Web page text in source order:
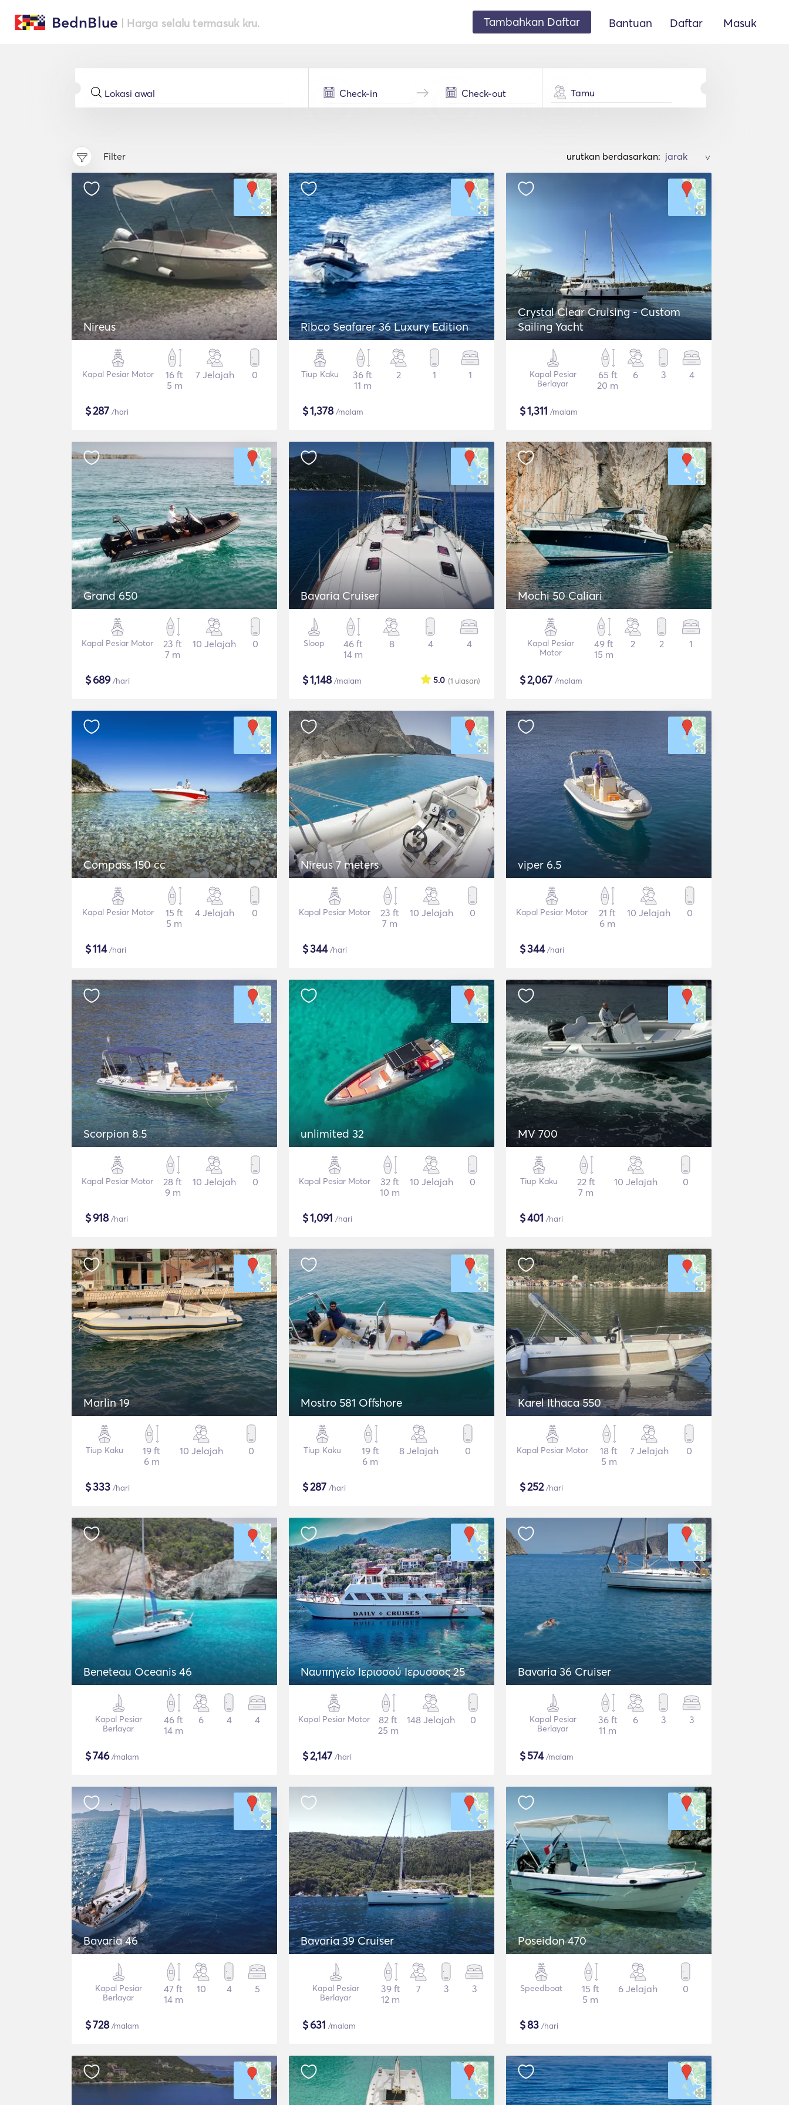
BednBlue | Harga selalu termasuk kru. Tambahkan Daftar Bantuan Daftar Masuk
Tamu
Filter urutkan berdasarkan: >
Nireus
Kapal Pesiar Motor
16 ft
5 m
7 Jelajah 0
$287 /hari
Ribco Seafarer 36 Luxury Edition
Tiup Kaku
36 ft
11 m
2 1 1
$1,378/malam
Crystal Clear Cruising - Custom
Sailing Yacht
Kapal Pesiar
Berlayar
65 ft
20 m
6 3 4
$1,311 /malam
Grand 650
Kapal Pesiar Motor
23 ft
7 m
10 Jelajah 0
$689/hari
Bavaria Cruiser
Sloop
46 ft
14 m
8 4 4
$1,148/malam (1 ulasan)
5.0
Mochi 50 Caliari
Kapal Pesiar
Motor
49 ft
15 m
2 2 1
$2,067 /malam
Compass 150 cc
Kapal Pesiar Motor
15 ft
5 m
4 Jelajah 0
$114/hari
Nireus 7 meters
Kapal Pesiar Motor
23 ft
7 m
10 Jelajah 0
$344/hari
viper 6.5
Kapal Pesiar Motor
21 ft
6 m
10 Jelajah 0
$344/hari
Scorpion 8.5
Kapal Pesiar Motor
28 ft
9 m
10 Jelajah 0
$918/hari
unlimited 32
Kapal Pesiar Motor
32 ft
10 m
10 Jelajah 0
$1,091 /hari
MV 700
Tiup Kaku
22 ft
7 m
10 Jelajah 0
$401 /hari
Marlin 19
Tiup Kaku
19 ft
6 m
10 Jelajah 0
$333 /hari
Mostro 581 Offshore
Tiup Kaku
19 ft
6 m
8 Jelajah 0
$287 /hari
Karel Ithaca 550
Kapal Pesiar Motor
18 ft
5 m
7 Jelajah 0
$252/hari
Beneteau Oceanis 46
Kapal Pesiar
Berlayar
46 ft
14 m
6 4 4
$746/malam
Ναυπηγείο Ιερισσού Ιερυσσος 25
Kapal Pesiar Motor
82 ft
25 m
148 Jelajah 0
$2,147 /hari
Bavaria 36 Cruiser
Kapal Pesiar
Berlayar
36 ft
11 m
6 3 3
$574/malam
Bavaria 46
Kapal Pesiar
Berlayar
47 ft
14 m
10 4 5
$728/malam
Bavaria 39 Cruiser
Kapal Pesiar
Berlayar
39 ft
12 m
7 3 3
$631 /malam
Poseidon 470
Speedboat
15 ft
5 m
6 Jelajah 0
$83 /hari